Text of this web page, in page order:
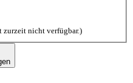
zurzeit nicht verfügbar.)